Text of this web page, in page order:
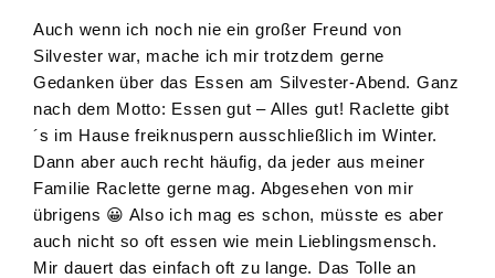
Auch wenn ich noch nie ein großer Freund von
Silvester war, mache ich mir trotzdem gerne
Gedanken über das Essen am Silvester-Abend. Ganz
nach dem Motto: Essen gut – Alles gut! Raclette gibt
´s im Hause freiknuspern ausschließlich im Winter.
Dann aber auch recht häufig, da jeder aus meiner
Familie Raclette gerne mag. Abgesehen von mir
übrigens 😀 Also ich mag es schon, müsste es aber
auch nicht so oft essen wie mein Lieblingsmensch.
Mir dauert das einfach oft zu lange. Das Tolle an